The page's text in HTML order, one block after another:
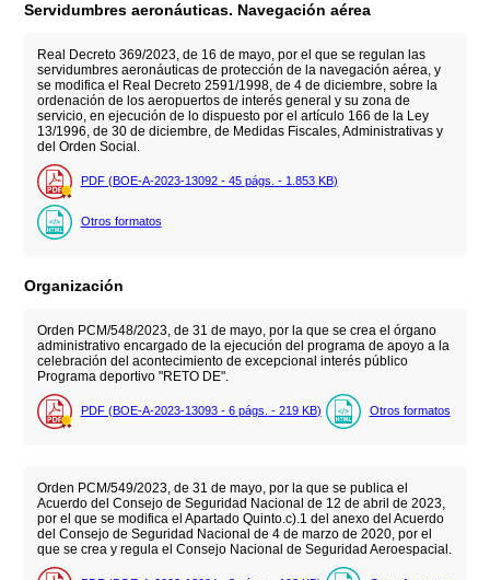
Servidumbres aeronáuticas. Navegación aérea
Real Decreto 369/2023, de 16 de mayo, por el que se regulan las
servidumbres aeronáuticas de protección de la navegación aérea, y
se modifica el Real Decreto 2591/1998, de 4 de diciembre, sobre la
ordenación de los aeropuertos de interés general y su zona de
servicio, en ejecución de lo dispuesto por el artículo 166 de la Ley
13/1996, de 30 de diciembre, de Medidas Fiscales, Administrativas y
del Orden Social.
PDF (BOE-A-2023-13092 - 45 págs. - 1.853 KB)
Otros formatos
Organización
Orden PCM/548/2023, de 31 de mayo, por la que se crea el órgano
administrativo encargado de la ejecución del programa de apoyo a la
celebración del acontecimiento de excepcional interés público
Programa deportivo "RETO DE".
PDF (BOE-A-2023-13093 - 6 págs. - 219 KB) Otros formatos
Orden PCM/549/2023, de 31 de mayo, por la que se publica el
Acuerdo del Consejo de Seguridad Nacional de 12 de abril de 2023,
por el que se modifica el Apartado Quinto.c).1 del anexo del Acuerdo
del Consejo de Seguridad Nacional de 4 de marzo de 2020, por el
que se crea y regula el Consejo Nacional de Seguridad Aeroespacial.